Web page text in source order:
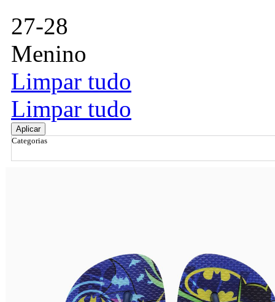
27-28
Menino
Limpar tudo
Limpar tudo
Aplicar
Categorias
Filtrar & Ordenar